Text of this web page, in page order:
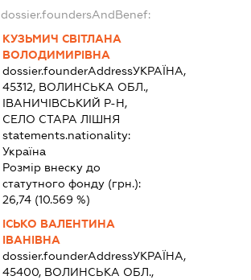
dossier.foundersAndBenef:
КУЗЬМИЧ СВІТЛАНА
ВОЛОДИМИРІВНА
dossier.founderAddressУКРАЇНА,
45312, ВОЛИНСЬКА ОБЛ.,
ІВАНИЧІВСЬКИЙ Р-Н,
СЕЛО СТАРА ЛІШНЯ
statements.nationality:
Україна
Розмір внеску до
статутного фонду (грн.):
26,74(10.569 %)
ІСЬКО ВАЛЕНТИНА
ІВАНІВНА
dossier.founderAddressУКРАЇНА,
45400, ВОЛИНСЬКА ОБЛ.,